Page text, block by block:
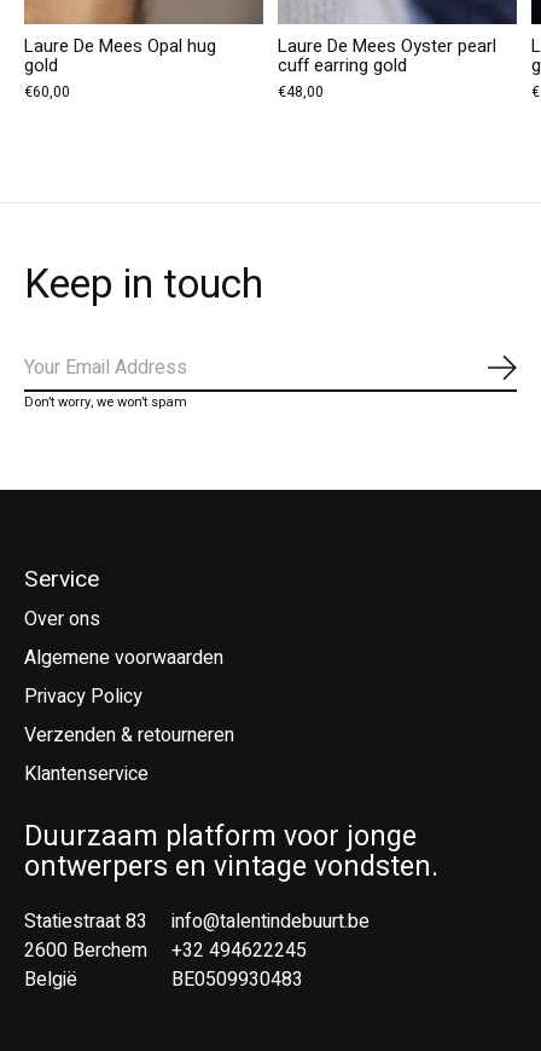
Laure De Mees Opal hug
gold
€60,00
Laure De Mees Oyster pearl
cuff earring gold
€48,00
Keep in touch
Don’t worry, we won’t spam
Service
Over ons
Algemene voorwaarden
Privacy Policy
Verzenden & retourneren
Klantenservice
Duurzaam platform voor jonge
ontwerpers en vintage vondsten.
Statiestraat 83
2600 Berchem
België
info@talentindebuurt.be
+32 494622245
BE0509930483